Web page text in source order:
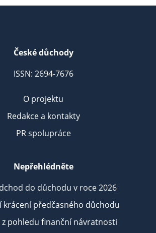
České důchody
ISSN: 2694-7676
O projektu
Redakce a kontakty
PR spolupráce
Nepřehlédněte
do důchodu v roce 2026
krácení předčasného důchodu
pohledu finanční návratnosti